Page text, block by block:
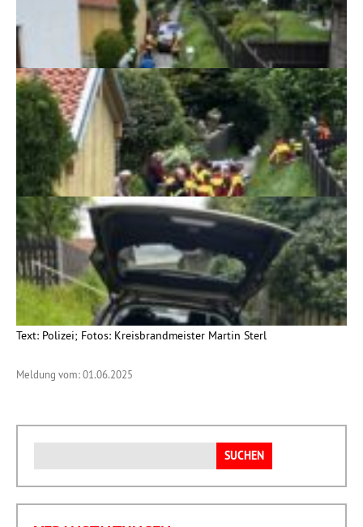
Text: Polizei; Fotos: Kreisbrandmeister Martin Sterl
Meldung vom: 01.06.2025
nach: